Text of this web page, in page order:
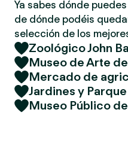
Ya sabes dónde
de dónde podéis
selección de los
Zoológico John
Museo de Arte
Mercado de
Jardines y
Museo Público